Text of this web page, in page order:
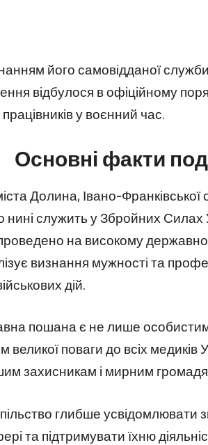
його самовідданої
відбулося в офіційному
у воєнний час.
Основні факти
Долина, Івано-Франківської
нині служить у Збройних Силах
на високому
визнання мужності та
дій.
пошана є не лише
великої поваги до всіх
захисникам і мирним
глибше усвідомлювати
та підтримувати їхню